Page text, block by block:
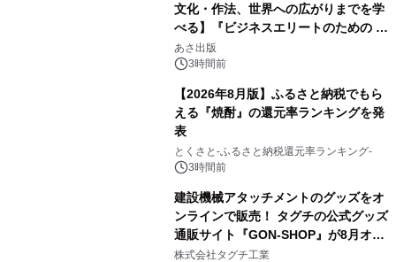
文化・作法、世界への広がりまでを学
べる】『ビジネスエリートのための 教
養としての蕎麦』2026年8月25日
（火）発売
あさ出版
3時間前
【2026年8月版】ふるさと納税でもら
える『焼酎』の還元率ランキングを発
表
とくさと-ふるさと納税還元率ランキング-
3時間前
建設機械アタッチメントのグッズをオ
ンラインで販売！ タグチの公式グッズ
通販サイト『GON-SHOP』が8月オー
プン
株式会社タグチ工業